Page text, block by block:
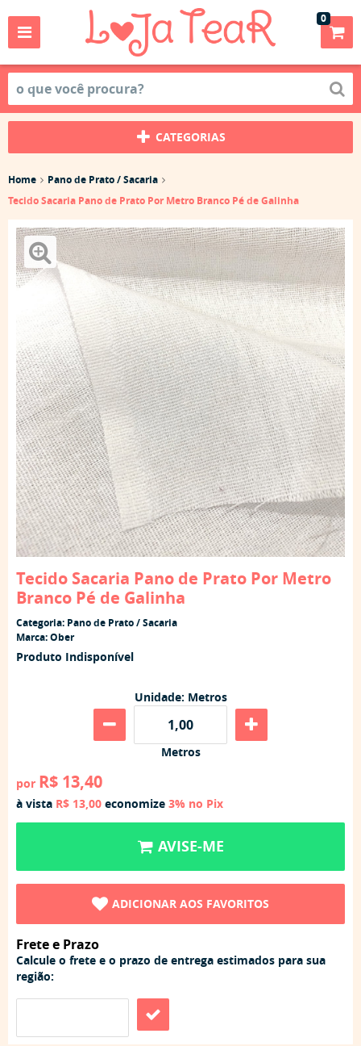
0
CATEGORIAS
Home
Pano de Prato / Sacaria
Tecido Sacaria Pano de Prato Por Metro Branco Pé de Galinha
Tecido Sacaria Pano de Prato Por Metro
Branco Pé de Galinha
Categoria: Pano de Prato / Sacaria
Marca:Ober
Produto Indisponível
Unidade: Metros
Metros
por R$ 13,40
à vista R$ 13,00 economize 3% no Pix
AVISE-ME
ADICIONAR AOS FAVORITOS
Frete e Prazo
Calcule o frete e o prazo de entrega estimados para sua
região: